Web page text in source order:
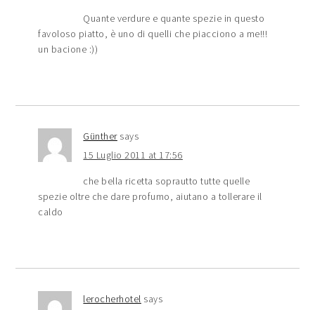
Quante verdure e quante spezie in questo
favoloso piatto, è uno di quelli che piacciono a me!!!
un bacione :))
Günther says
15 Luglio 2011 at 17:56
che bella ricetta soprautto tutte quelle
spezie oltre che dare profumo, aiutano a tollerare il
caldo
lerocherhotel says